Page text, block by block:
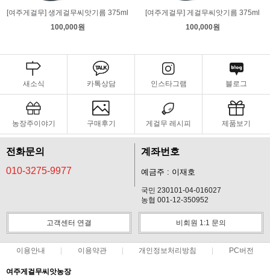
[여주게걸무] 생게걸무씨앗기름 375ml
100,000원
[여주게걸무] 게걸무씨앗기름 375ml
100,000원
새소식 카톡상담 인스타그램 블로그
농장주이야기 구매후기 게걸무 레시피 제품보기
전화문의
010-3275-9977
계좌번호
예금주 : 이재호
국민 230101-04-016027
농협 001-12-350952
고객센터 연결 비회원 1:1 문의
이용안내 이용약관 개인정보처리방침 PC버전
여주게걸무씨앗농장